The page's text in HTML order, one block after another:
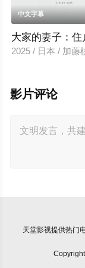
中文字幕
大家的妻子：
2025 / 日本 / 加藤
影片评论
天堂影视提供热门